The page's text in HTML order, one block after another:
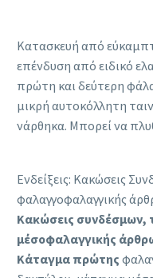
Κατασκευή από
επένδυση από ειδικό
πρώτη και δεύτερη
μικρή αυτοκόλλητη
νάρθηκα. Μπορεί να
Ενδείξεις: Κακώσεις
φαλαγγοφαλαγγικής
Κακώσεις συνδέσμων,
μέσοφαλαγγικής
Κάταγμα πρώτης